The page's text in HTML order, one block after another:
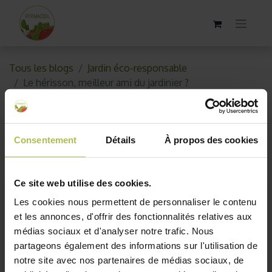
Consentement Détails À propos des cookies
Ce site web utilise des cookies.
Les cookies nous permettent de personnaliser le contenu
et les annonces, d'offrir des fonctionnalités relatives aux
médias sociaux et d'analyser notre trafic. Nous
partageons également des informations sur l'utilisation de
notre site avec nos partenaires de médias sociaux, de
Tous les blogs
Jardin éco-responsable
Le hérisson, meilleur ami du jardinier ?
Le hérisson, meilleur ami du
jardinier ?